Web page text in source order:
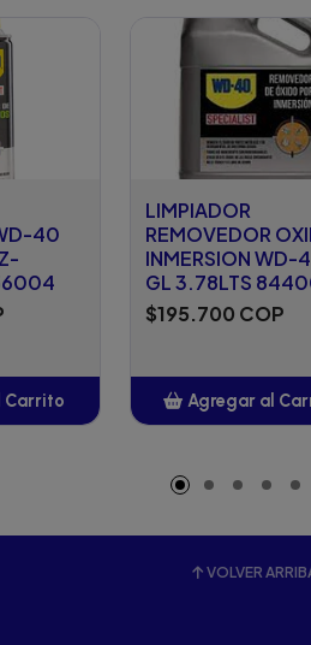
40
Carrito
LIMPIADOR
REMOVEDOR
INMERSION WD-
GL 3.78LTS
$195.700 COP
Agregar al
VOLVER